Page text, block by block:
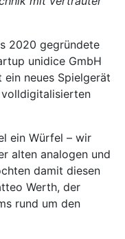
2020 gegründete
unidice GmbH
ein neues Spielgerät
volldigitalisierten
ein Würfel – wir
alten analogen und
damit diesen
Werth, der
rund um den